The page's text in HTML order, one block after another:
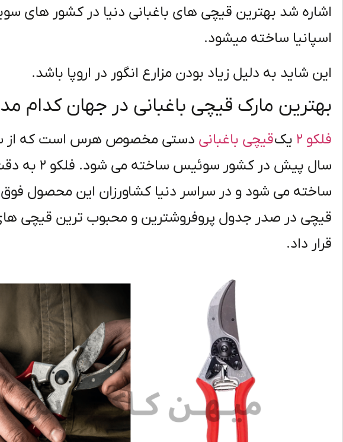
اشاره شد بهترین قیچی های باغبانی دنیا در کشور های
اسپانیا ساخته میشود.
این شاید به دلیل زیاد بودن مزارع انگور در اروپا باشد.
بهترین مارک قیچی باغبانی در جهان کدام
فلکو ۲ یکقیچی باغبانی
سال پیش در
ساخته می شود و در سراسر دنیا کشاورزان این محصول فوق
قیچی در صدر جدول پروفروشترین و محبوب ترین قیچی
قرار داد.